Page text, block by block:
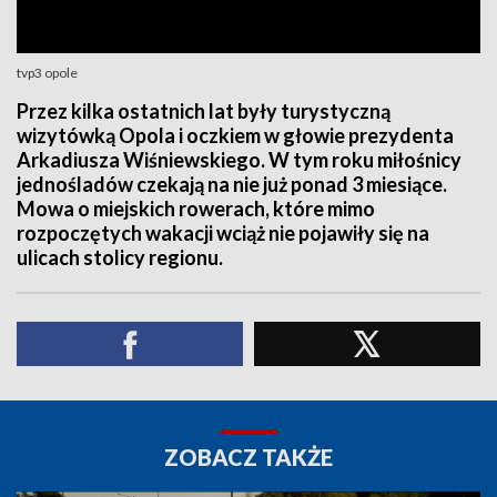
tvp3 opole
Przez kilka ostatnich lat były turystyczną
wizytówką Opola i oczkiem w głowie prezydenta
Arkadiusza Wiśniewskiego. W tym roku miłośnicy
jednośladów czekają na nie już ponad 3 miesiące.
Mowa o miejskich rowerach, które mimo
rozpoczętych wakacji wciąż nie pojawiły się na
ulicach stolicy regionu.
ZOBACZ TAKŻE